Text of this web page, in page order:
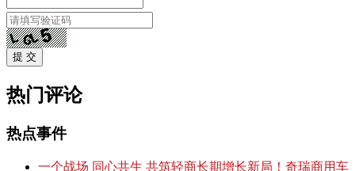
提 交
热门评论
热点事件
一个战场 同心共生 共筑轻商长期增长新局！奇瑞商用车